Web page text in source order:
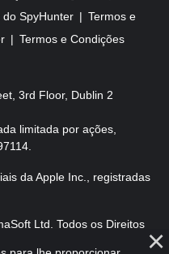
SpyHunter
Termos e
Termos e Condições
3rd Floor, Dublin 2
limitada por ações,
da Apple Inc., registradas
Ltd. Todos os Direitos